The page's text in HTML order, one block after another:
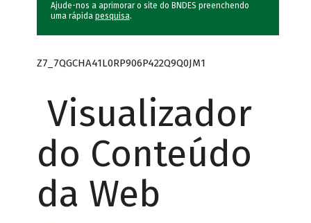
Ajude-nos a aprimorar o site do BNDES preenchendo
uma rápida pesquisa.
Z7_7QGCHA41L0RP906P422Q9Q0JM1
Visualizador
do Conteúdo
da Web